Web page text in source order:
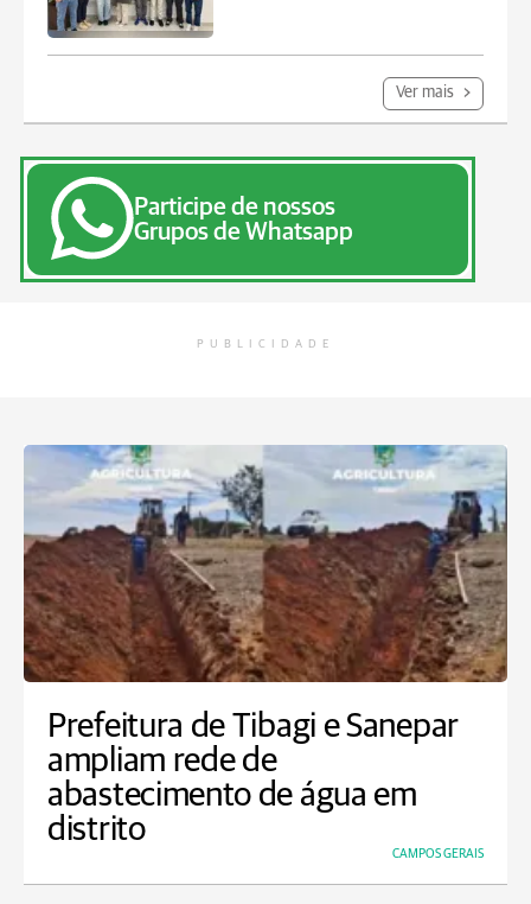
Ver mais
Participe de nossos
Grupos de Whatsapp
PUBLICIDADE
Prefeitura de Tibagi e Sanepar
ampliam rede de
abastecimento de água em
distrito
CAMPOS GERAIS